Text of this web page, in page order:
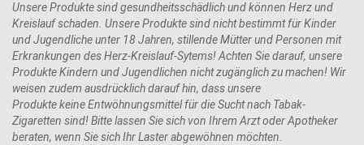
Unsere Produkte sind gesundheitsschädlich und können Herz und
Kreislauf schaden. Unsere Produkte sind nicht bestimmt für Kinder
und Jugendliche unter 18 Jahren, stillende Mütter und Personen mit
Erkrankungen des Herz-Kreislauf-Sytems! Achten Sie darauf, unsere
Produkte Kindern und Jugendlichen nicht zugänglich zu machen! Wir
weisen zudem ausdrücklich darauf hin, dass unsere
Produkte keine Entwöhnungsmittel für die Sucht nach Tabak-
Zigaretten sind! Bitte lassen Sie sich von Ihrem Arzt oder Apotheker
beraten, wenn Sie sich Ihr Laster abgewöhnen möchten.